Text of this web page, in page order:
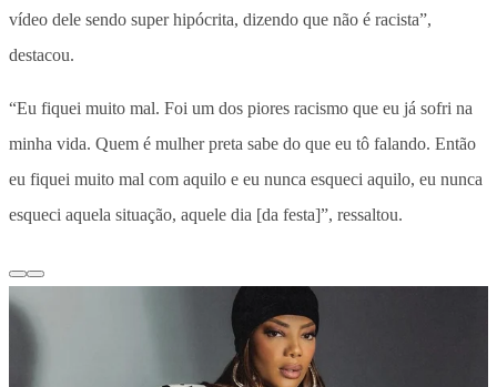
vídeo dele sendo super hipócrita, dizendo que não é racista”,
destacou.
“Eu fiquei muito mal. Foi um dos piores racismo que eu já sofri na
minha vida. Quem é mulher preta sabe do que eu tô falando. Então
eu fiquei muito mal com aquilo e eu nunca esqueci aquilo, eu nunca
esqueci aquela situação, aquele dia [da festa]”, ressaltou.